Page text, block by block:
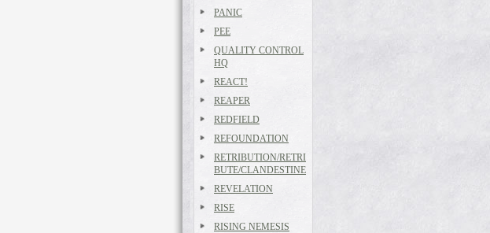
PANIC
PEE
QUALITY CONTROL
HQ
REACT!
REAPER
REDFIELD
REFOUNDATION
RETRIBUTION/RETRI
BUTE/CLANDESTINE
REVELATION
RISE
RISING NEMESIS